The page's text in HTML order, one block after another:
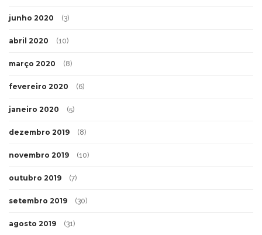
junho 2020 (3)
abril 2020 (10)
março 2020 (8)
fevereiro 2020 (6)
janeiro 2020 (5)
dezembro 2019 (8)
novembro 2019 (10)
outubro 2019 (7)
setembro 2019 (30)
agosto 2019 (31)